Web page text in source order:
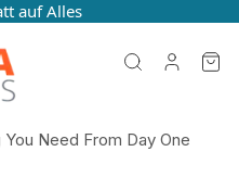
auf Alles
Need From Day One